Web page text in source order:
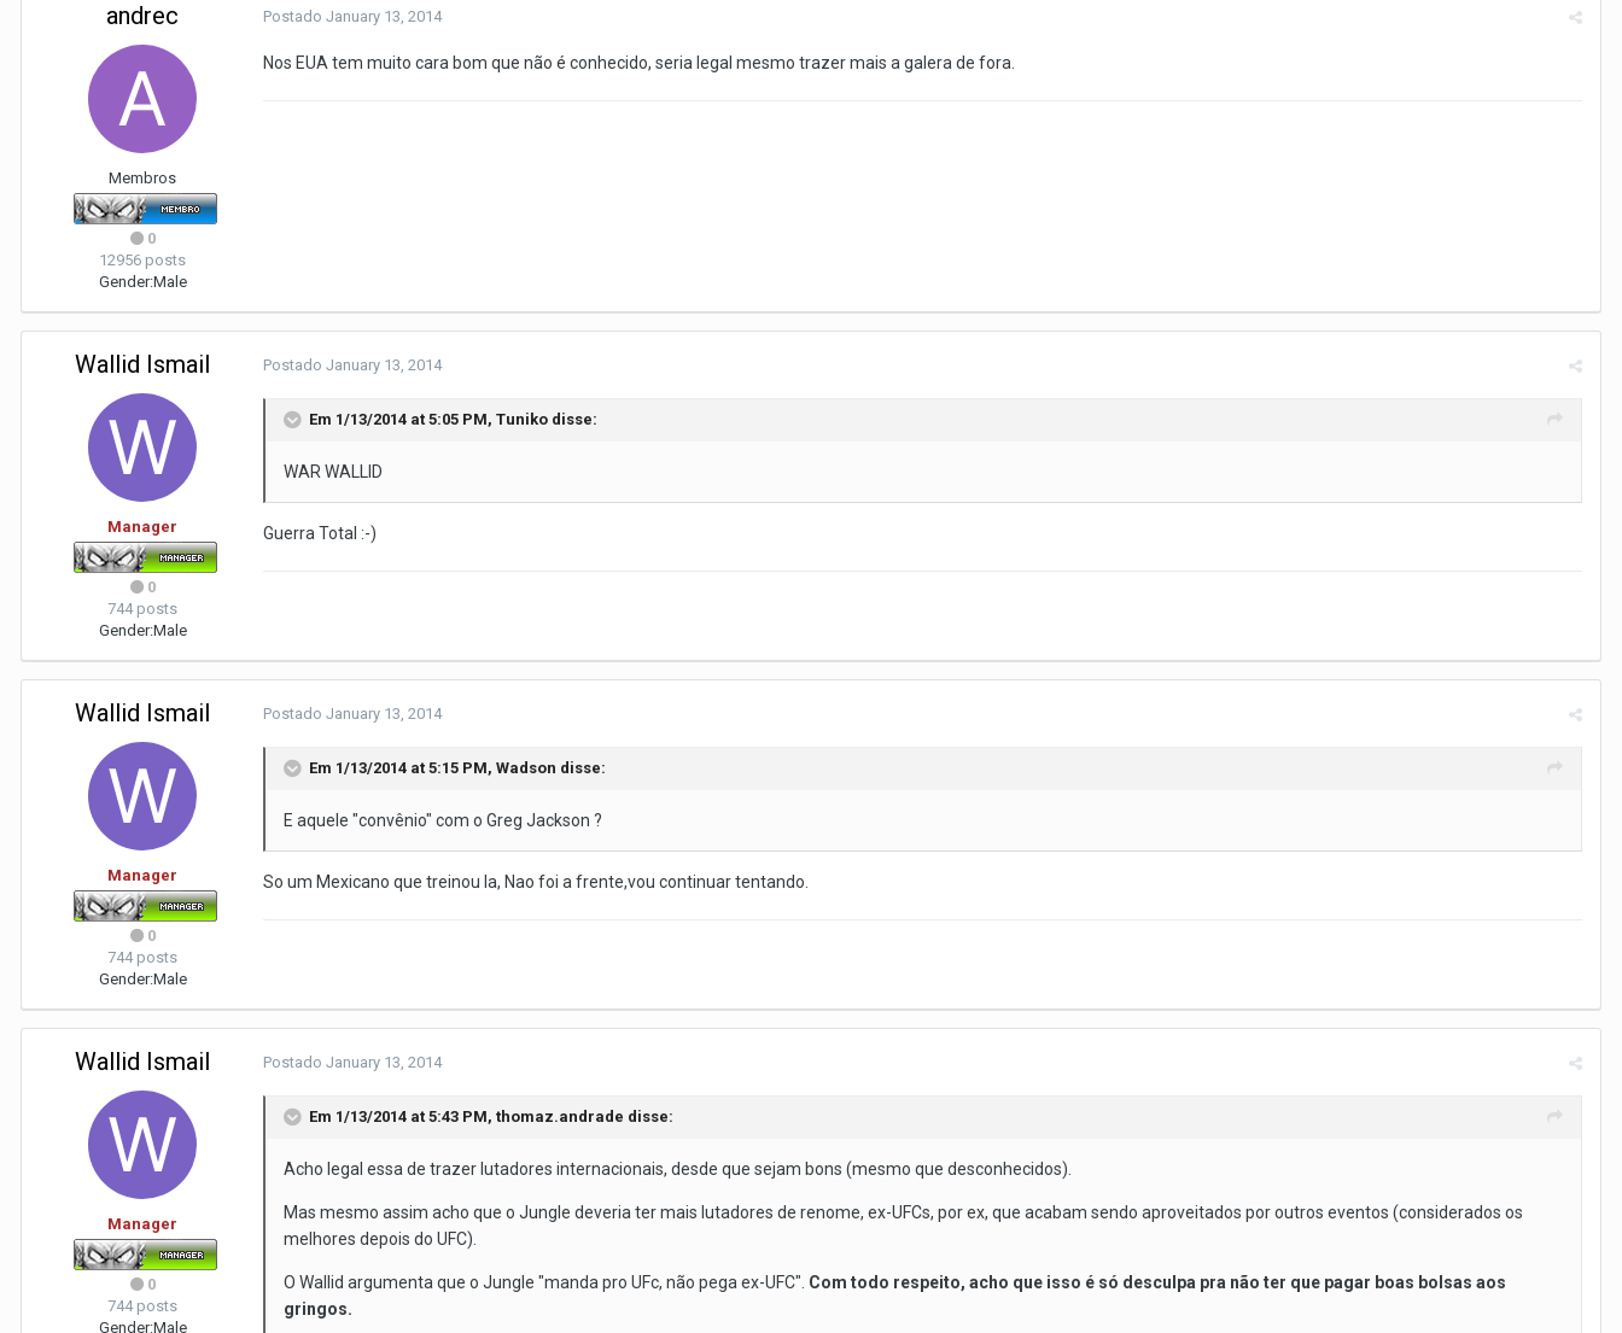
andrec
Membros
0
12956 posts
Gender:Male
Postado January 13, 2014
Nos EUA tem muito cara bom que não é conhecido, seria legal mesmo trazer mais a galera de fora.
Wallid Ismail
Manager
0
744 posts
Gender:Male
Postado January 13, 2014
Em 1/13/2014 at 5:05 PM, Tuniko disse:
WAR WALLID
Guerra Total :-)
Wallid Ismail
Manager
0
744 posts
Gender:Male
Postado January 13, 2014
Em 1/13/2014 at 5:15 PM, Wadson disse:
E aquele "convênio" com o Greg Jackson ?
So um Mexicano que treinou la, Nao foi a frente,vou continuar tentando.
Wallid Ismail
Manager
0
744 posts
Gender:Male
Postado January 13, 2014
Em 1/13/2014 at 5:43 PM, thomaz.andrade disse:
Acho legal essa de trazer lutadores internacionais, desde que sejam bons (mesmo que desconhecidos).
Mas mesmo assim acho que o Jungle deveria ter mais lutadores de renome, ex-UFCs, por ex, que acabam sendo aproveitados por outros eventos (considerados os
melhores depois do UFC).
O Wallid argumenta que o Jungle "manda pro UFc, não pega ex-UFC". Com todo respeito, acho que isso é só desculpa pra não ter que pagar boas bolsas aos
gringos.